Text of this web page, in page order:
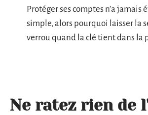
Protéger ses comptes n’a jamais
simple, alors pourquoi laisser la
verrou quand la clé tient dans la
Ne ratez rien de